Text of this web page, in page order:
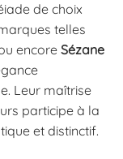
de choix
telles
encore Sézane
Leur maîtrise
participe à la
et distinctif.